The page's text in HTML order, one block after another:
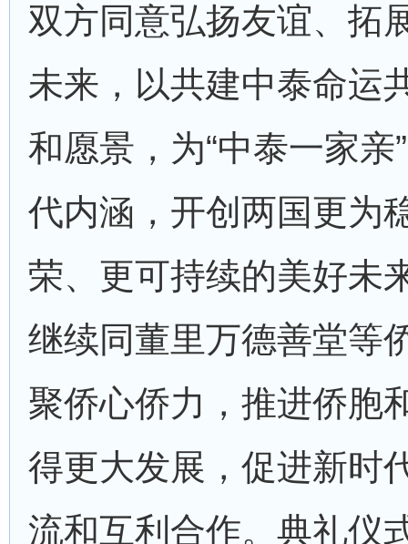
双方同意弘扬友谊、拓
未来，以共建中泰命运
和愿景，为“中泰一家亲
代内涵，开创两国更为
荣、更可持续的美好未
继续同董里万德善堂等
聚侨心侨力，推进侨胞
得更大发展，促进新时
流和互利合作。典礼仪